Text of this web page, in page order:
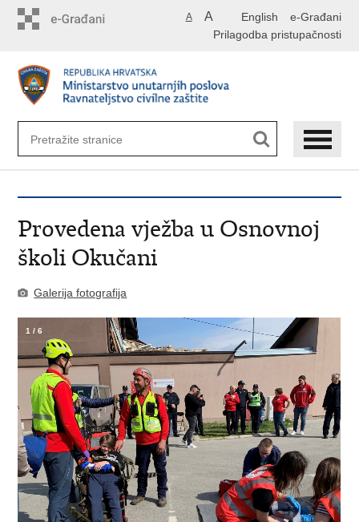
English e-Građani
A A
Prilagodba pristupačnosti
Provedena vježba u Osnovnoj
školi Okučani
Galerija fotografija
1 /6